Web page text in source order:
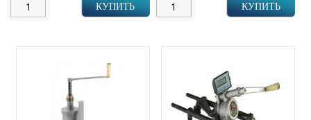
КУПИТЬ КУПИТЬ